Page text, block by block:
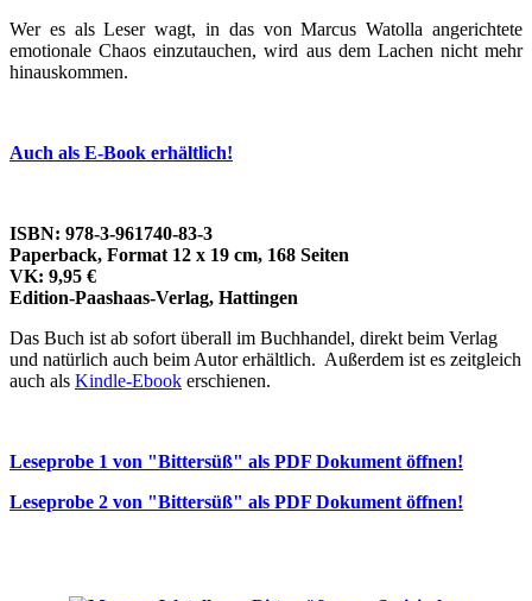
Wer es als Leser wagt, in das von Marcus Watolla angerichtete
emotionale Chaos einzutauchen, wird aus dem Lachen nicht mehr
hinauskommen.
Auch als E-Book erhältlich!
ISBN: 978-3-961740-83-3
Paperback, Format 12 x 19 cm, 168 Seiten
VK: 9,95 €
Edition-Paashaas-Verlag, Hattingen
Das Buch ist ab sofort überall im Buchhandel, direkt beim Verlag
und natürlich auch beim Autor erhältlich. Außerdem ist es zeitgleich
auch als Kindle-Ebook erschienen.
Leseprobe 1 von "Bittersüß" als PDF Dokument öffnen!
Leseprobe 2 von "Bittersüß" als PDF Dokument öffnen!